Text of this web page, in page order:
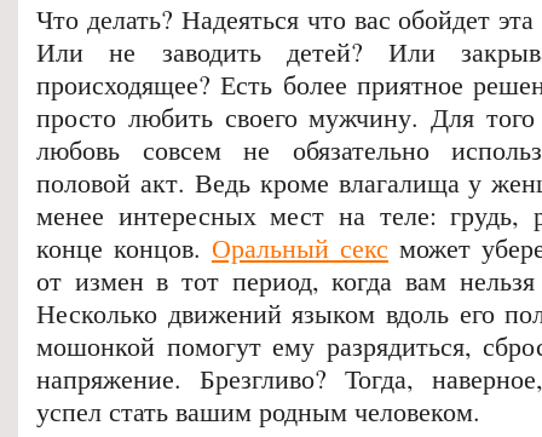
Что делать? Надеяться что вас обойдет
Или не заводить детей? Или
происходящее? Есть более приятное
просто любить своего мужчину. Для
любовь совсем не обязательно
половой акт. Ведь кроме влагалища у
менее интересных мест на теле:
конце концов. Оральный секс может
от измен в тот период, когда вам нельзя
Несколько движений языком вдоль его
мошонкой помогут ему разрядиться,
напряжение. Брезгливо? Тогда,
успел стать вашим родным человеком.